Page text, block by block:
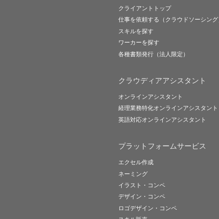
クライアントトップ
仕事を依頼する（クラウドソーシング
スキルを探す
ワーカーを探す
各種書類発行（法人限定）
クラウディアアシスタント
オンラインアシスタント
経理業務特化オンラインアシスタント
英語対応オンラインアシスタント
プラットフォームサービス
エクセル作成
ネーミング
イラスト・コンペ
デザイン・コンペ
ロゴデザイン・コンペ